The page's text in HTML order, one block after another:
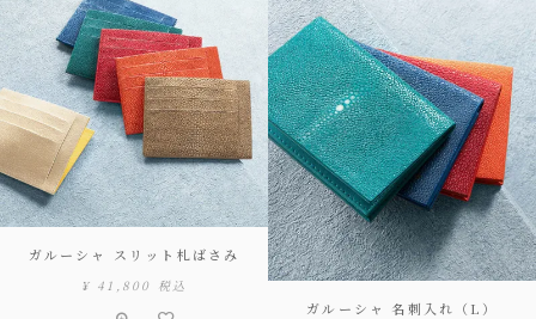
ガルーシャ スリット札ばさみ
¥ 41,800 税込
ガルーシャ 名刺入れ（L）